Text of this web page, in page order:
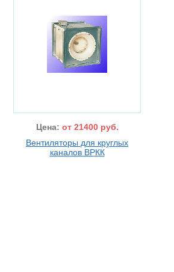
Цена: от 21400 руб.
Вентиляторы для круглых
каналов ВРКК